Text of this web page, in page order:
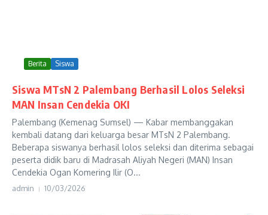
Berita Siswa
Siswa MTsN 2 Palembang Berhasil Lolos Seleksi
MAN Insan Cendekia OKI
Palembang (Kemenag Sumsel) — Kabar membanggakan
kembali datang dari keluarga besar MTsN 2 Palembang.
Beberapa siswanya berhasil lolos seleksi dan diterima sebagai
peserta didik baru di Madrasah Aliyah Negeri (MAN) Insan
Cendekia Ogan Komering Ilir (O...
admin 10/03/2026